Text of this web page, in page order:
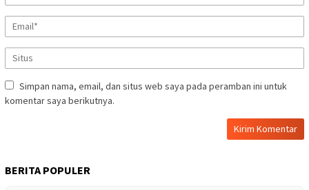
Simpan nama, email, dan situs web saya pada peramban ini untuk
komentar saya berikutnya.
BERITA POPULER